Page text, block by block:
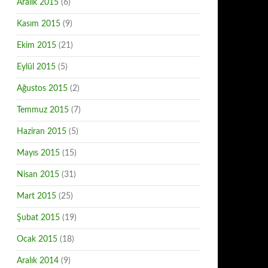
Aralık 2015 (6)
Kasım 2015 (9)
Ekim 2015 (21)
Eylül 2015 (5)
Ağustos 2015 (2)
Temmuz 2015 (7)
Haziran 2015 (5)
Mayıs 2015 (15)
Nisan 2015 (31)
Mart 2015 (25)
Şubat 2015 (19)
Ocak 2015 (18)
Aralık 2014 (9)